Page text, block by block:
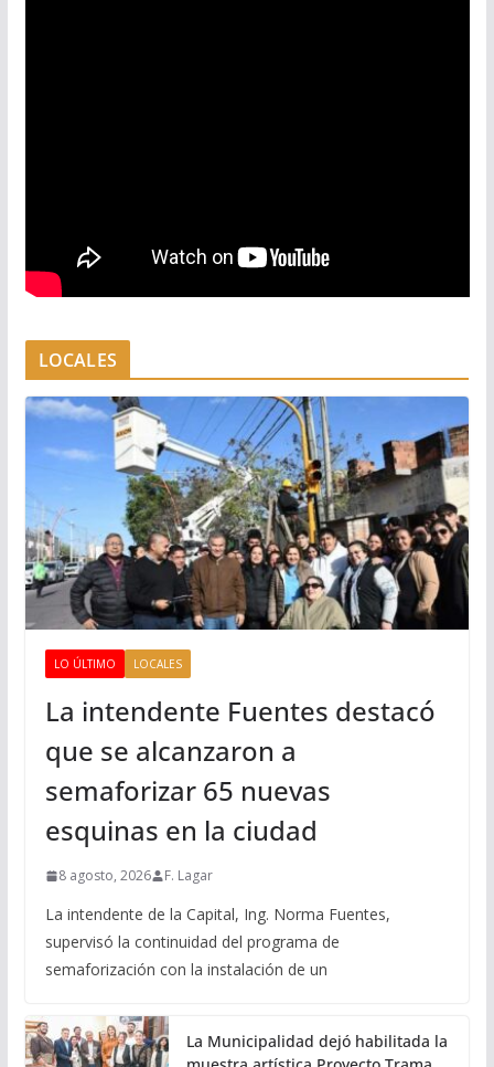
LOCALES
LO ÚLTIMO LOCALES
La intendente Fuentes destacó
que se alcanzaron a
semaforizar 65 nuevas
esquinas en la ciudad
8 agosto, 2026 F. Lagar
La intendente de la Capital, Ing. Norma Fuentes,
supervisó la continuidad del programa de
semaforización con la instalación de un
La Municipalidad dejó habilitada la